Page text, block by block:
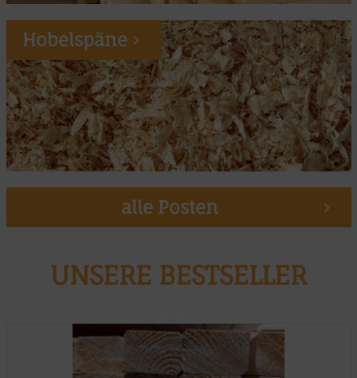
Hobelspäne
alle Posten
UNSERE BESTSELLER
Muster möglich